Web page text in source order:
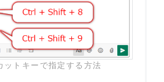
ットキーで指定する方法